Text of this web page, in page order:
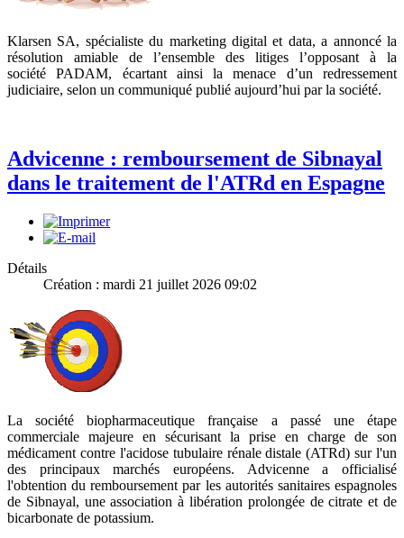
Klarsen SA, spécialiste du marketing digital et data, a annoncé la
résolution amiable de l’ensemble des litiges l’opposant à la
sociétéPADAM, écartant ainsi la menace d’un redressement
judiciaire, selon un communiqué publié aujourd’hui par la société.
Advicenne : remboursement de Sibnayal
dans le traitement de l'ATRd en Espagne
Détails
Création : mardi 21 juillet 2026 09:02
La société biopharmaceutique française a passé une étape
commerciale majeure en sécurisant la prise en charge de son
médicament contre l'acidose tubulaire rénale distale (ATRd) sur l'un
des principaux marchés européens. Advicenne a officialisé
l'obtention du remboursement par les autorités sanitaires espagnoles
de Sibnayal, une association à libération prolongée de citrate et de
bicarbonate de potassium.